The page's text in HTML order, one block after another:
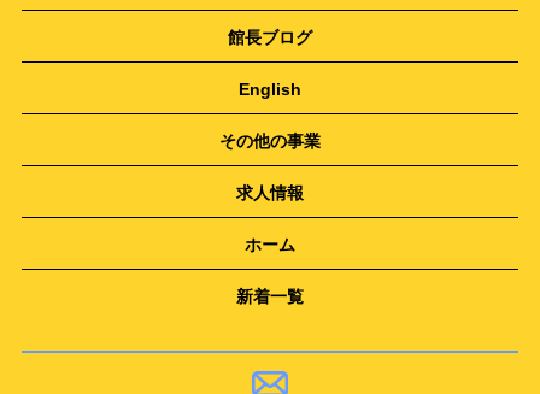
館長ブログ
English
その他の事業
求人情報
ホーム
新着一覧